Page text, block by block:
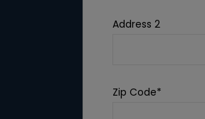
Address 2
Zip Code*